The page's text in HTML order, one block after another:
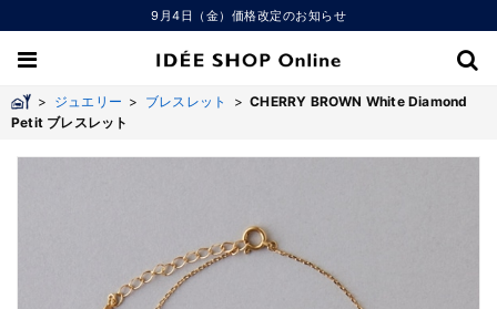
9月4日（金）価格改定のお知らせ
> ジュエリー > ブレスレット >CHERRY BROWN White Diamond
Petit ブレスレット